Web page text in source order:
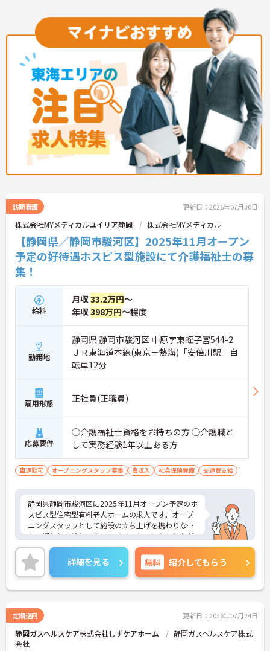
軽にご相談ください！
訪問看護 更新日：2026年07月30日
株式会社MYメディカルユイリア静岡 株式会社MYメディカル
【静岡県／静岡市駿河区】2025年11月オープン
予定の好待遇ホスピス型施設にて介護福祉士の募
集！
給料
月収33.2万円～
年収398万円～程度
勤務地
静岡県 静岡市駿河区 中原字東蛭子宮544-2
ＪＲ東海道本線(東京－熱海)「安倍川駅」自
転車12分
雇用形態 正社員(正職員)
応募要件
◯介護福祉士資格をお持ちの方 ◯介護職と
して実務経験1年以上ある方
車通勤可 オープニングスタッフ募集 高収入 社会保険完備 交通費支給
静岡県静岡市駿河区に2025年11月オープン予定のホ
スピス型住宅型有料老人ホームの求人です。オープ
ニングスタッフとして施設の立ち上げを携わりなが
ら、好条件の給与で高いモチベーションを保ちなが
ら勤務することができます。
終末期の患者様やご家族に寄り添い「その人らしい
最期を支える」という看護師としての本質的な役割
を実感できる場です。医療的ケアだけでなく、精神
的・社会的なサポートも重視されるため、患者さん
りがいになります。
ご興味をお持ちの方はお気軽にお問い合わせくださ
い！
詳細を見る 無料 紹介してもらう
定期巡回 更新日：2026年07月24日
静岡ガスヘルスケア株式会社しずケアホーム
静岡ガスヘルスケア株式
会社